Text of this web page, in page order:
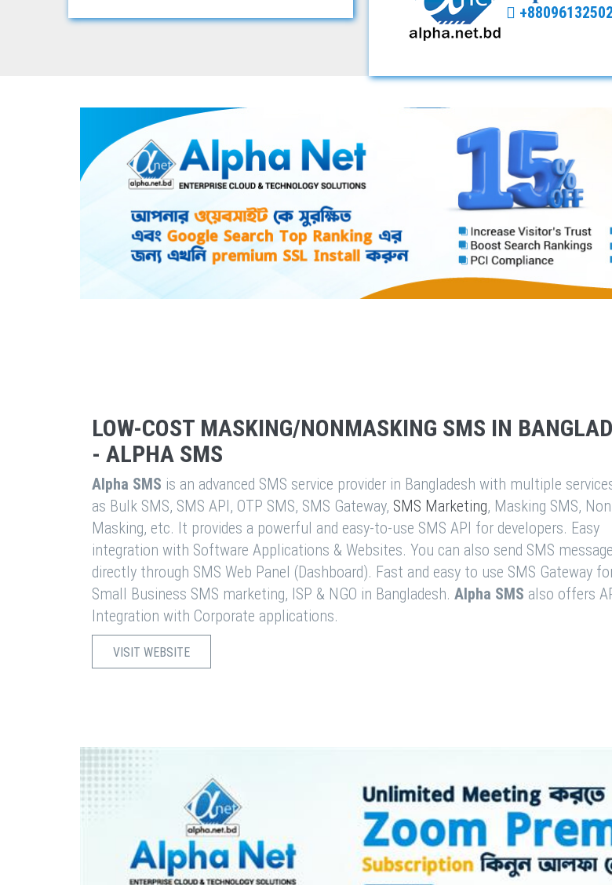
LOW-COST MASKING/NONMASKING SMS IN
- ALPHA SMS
Alpha SMS is an advanced SMS service provider in Bangladesh with multiple
as Bulk SMS, SMS API, OTP SMS, SMS Gateway, SMS Marketing, Masking SMS,
Masking, etc. It provides a powerful and easy-to-use SMS API for developers. Easy
integration with Software Applications & Websites. You can also send SMS
directly through SMS Web Panel (Dashboard). Fast and easy to use SMS Gateway
Small Business SMS marketing, ISP & NGO in Bangladesh. Alpha SMS also offers
Integration with Corporate applications.
VISIT WEBSITE